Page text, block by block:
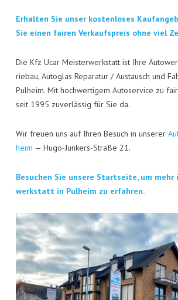
VISI­TEN­KAR­TE
Erhal­ten Sie unser kos­ten­lo­ses
Sie einen fai­ren Ver­kaufs­preis ohne viel
Die Kfz Ucar Meis­ter­werk­statt ist Ihre
rie­bau, Auto­glas Repa­ra­tur / Aus­tausch und
Pul­heim. Mit hoch­wer­ti­gem Auto­ser­vice zu
seit 1995 zuver­läs­sig für Sie da.
Wir freu­en uns auf Ihren Besuch in unse­rer
heim — Hugo-Jun­kers-Stra­ße 21.
Besu­chen Sie unse­re Start­sei­te, um
werk­statt in Pul­heim zu erfahren.